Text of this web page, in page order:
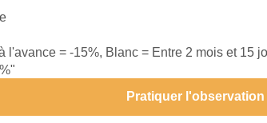
l'avance = -15%, Blanc = Entre 2 mois et 15
Pratiquer